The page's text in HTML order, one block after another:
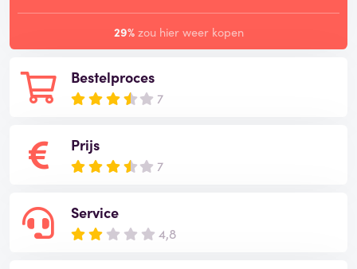
Bestelproces
7
Prijs
7
Service
4,8
29% zou hier weer kopen